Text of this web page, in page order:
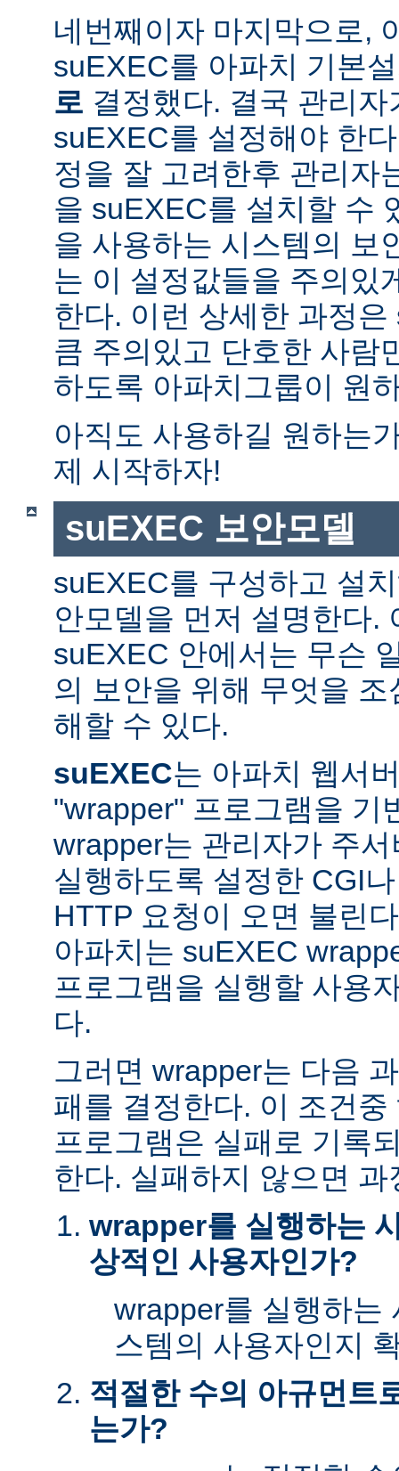
네번째이자 마지막으로,
suEXEC를 아파치 기본
로 결정했다. 결국 관리
suEXEC를 설정해야 한
정을 잘 고려한후 관리자
을 suEXEC를 설치할 수
을 사용하는 시스템의 보
는 이 설정값들을 주의있
한다. 이런 상세한 과정
큼 주의있고 단호한 사람
하도록 아파치그룹이 원
아직도 사용하길 원하는
제 시작하자!
suEXEC 보안모델
suEXEC를 구성하고 설
안모델을 먼저 설명한다.
suEXEC 안에서는 무슨
의 보안을 위해 무엇을
해할 수 있다.
suEXEC는 아파치 웹서
"wrapper" 프로그램을 기
wrapper는 관리자가 주
실행하도록 설정한 CGI
HTTP 요청이 오면 불린
아파치는 suEXEC
프로그램을 실행할 사용
다.
그러면 wrapper는 다음
패를 결정한다. 이 조건
프로그램은 실패로 기록
한다. 실패하지 않으면
wrapper를 실행하는
상적인 사용자인가?
wrapper를 실행하는
스템의 사용자인지
적절한 수의 아규먼트
는가?